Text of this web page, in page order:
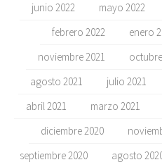
junio 2022
mayo 2022
febrero 2022
enero
noviembre 2021
agosto 2021
julio 2021
abril 2021
marzo 2021
diciembre 2020
septiembre 2020
agosto